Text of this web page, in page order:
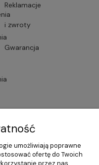
Reklamacje
i zwroty
Gwarancja
umożliwiają poprawne
ofertę do Twoich
przez nas